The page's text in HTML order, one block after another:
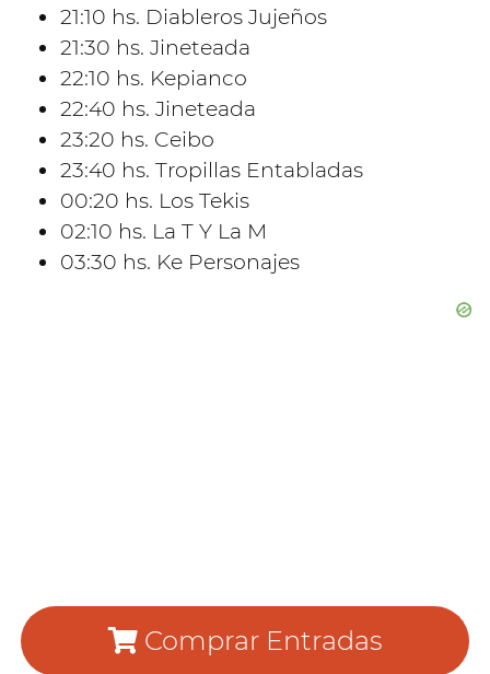
21:10 hs. Diableros Jujeños
21:30 hs. Jineteada
22:10 hs. Kepianco
22:40 hs. Jineteada
23:20 hs. Ceibo
23:40 hs. Tropillas Entabladas
00:20 hs. Los Tekis
02:10 hs. La T Y La M
03:30 hs. Ke Personajes
Comprar Entradas